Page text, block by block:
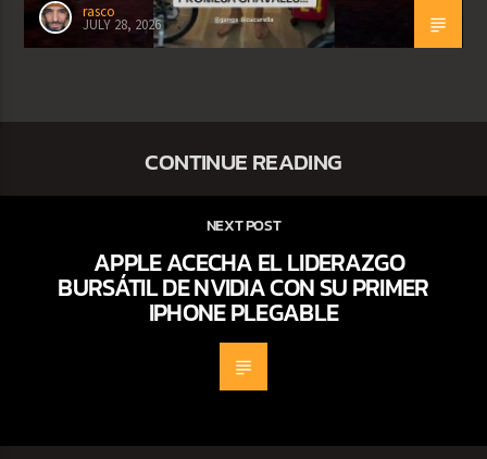
rasco
JULY 28, 2026
CONTINUE READING
NEXT POST
APPLE ACECHA EL LIDERAZGO
BURSÁTIL DE NVIDIA CON SU PRIMER
IPHONE PLEGABLE